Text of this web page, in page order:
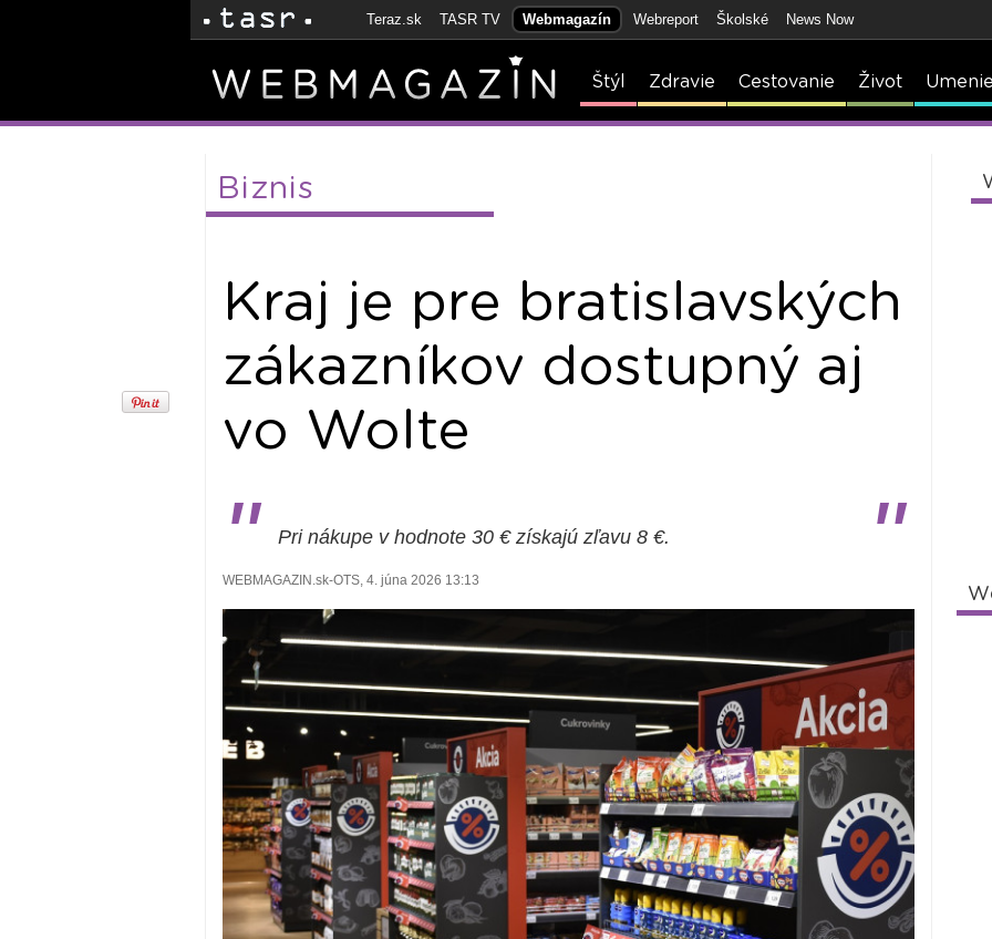
Teraz.sk TASR TV Webmagazín Webreport Školské News Now
Štýl Zdravie Cestovanie Život Umenie
Biznis
Kraj je pre bratislavských
zákazníkov dostupný aj
vo Wolte
" Pri nákupe v hodnote 30 € získajú zľavu 8 €. "
WEBMAGAZIN.sk-OTS, 4. júna 2026 13:13